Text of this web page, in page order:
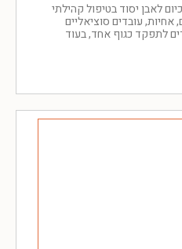
לאבן יסוד בטיפול קהילתי
עובדים סוציאליים
לתפקד כגוף אחד, בעוד